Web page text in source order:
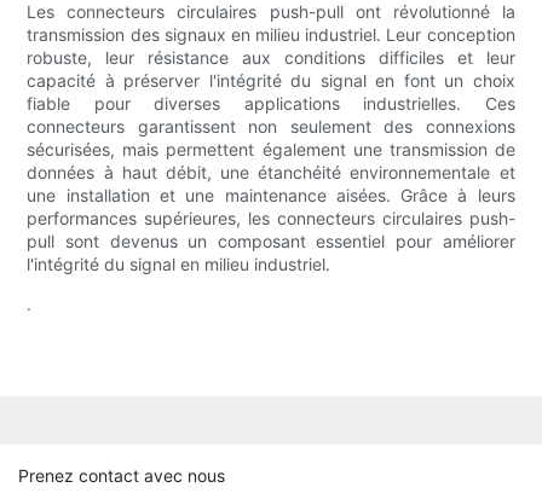
Les connecteurs circulaires push-pull ont révolutionné la
transmission des signaux en milieu industriel. Leur conception
robuste, leur résistance aux conditions difficiles et leur
capacité à préserver l'intégrité du signal en font un choix
fiable pour diverses applications industrielles. Ces
connecteurs garantissent non seulement des connexions
sécurisées, mais permettent également une transmission de
données à haut débit, une étanchéité environnementale et
une installation et une maintenance aisées. Grâce à leurs
performances supérieures, les connecteurs circulaires push-
pull sont devenus un composant essentiel pour améliorer
l'intégrité du signal en milieu industriel.
.
Prenez contact avec nous